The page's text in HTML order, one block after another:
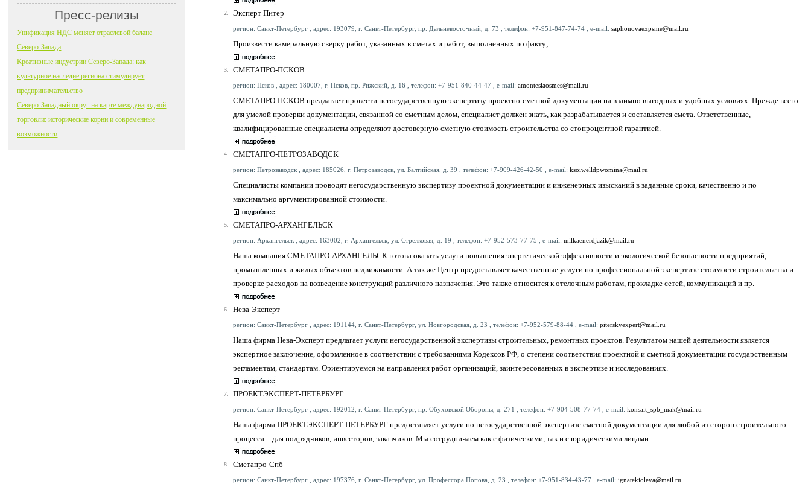
2. Эксперт Питер
регион: Санкт-Петербург , адрес: 193079, г. Санкт-Петербург, пр. Дальневосточный, д. 73 , телефон: +7-951-847-74-74 , e-mail: saphonovaexpsme@mail.ru
Произвести камеральную сверку работ, указанных в сметах и работ, выполненных по факту;
3. СМЕТАПРО-ПСКОВ
регион: Псков , адрес: 180007, г. Псков, пр. Рижский, д. 16 , телефон: +7-951-840-44-47 , e-mail: amonteslaosmes@mail.ru
СМЕТАПРО-ПСКОВ предлагает провести негосударственную экспертизу проектно-сметной документации на взаимно выгодных и удобных условиях. Прежде всего
для умелой проверки документации, связанной со сметным делом, специалист должен знать, как разрабатывается и составляется смета. Ответственные,
квалифицированные специалисты определяют достоверную сметную стоимость строительства со стопроцентной гарантией.
4. СМЕТАПРО-ПЕТРОЗАВОДСК
регион: Петрозаводск , адрес: 185026, г. Петрозаводск, ул. Балтийская, д. 39 , телефон: +7-909-426-42-50 , e-mail: ksoiwelldpwomina@mail.ru
Специалисты компании проводят негосударственную экспертизу проектной документации и инженерных изысканий в заданные сроки, качественно и по
максимально аргументированной стоимости.
5. СМЕТАПРО-АРХАНГЕЛЬСК
регион: Архангельск , адрес: 163002, г. Архангельск, ул. Стрелковая, д. 19 , телефон: +7-952-573-77-75 , e-mail: milkaenerdjazik@mail.ru
Наша компания СМЕТАПРО-АРХАНГЕЛЬСК готова оказать услуги повышения энергетической эффективности и экологической безопасности предприятий,
промышленных и жилых объектов недвижимости. А так же Центр предоставляет качественные услуги по профессиональной экспертизе стоимости строительства и
проверке расходов на возведение конструкций различного назначения. Это также относится к отелочным работам, прокладке сетей, коммуникаций и пр.
6. Нева-Эксперт
регион: Санкт-Петербург , адрес: 191144, г. Санкт-Петербург, ул. Новгородская, д. 23 , телефон: +7-952-579-88-44 , e-mail: piterskyexpert@mail.ru
Наша фирма Нева-Эксперт предлагает услуги негосударственной экспертизы строительных, ремонтных проектов. Результатом нашей деятельности является
экспертное заключение, оформленное в соответствии с требованиями Кодексов РФ, о степени соответствия проектной и сметной документации государственным
регламентам, стандартам. Ориентируемся на направления работ организаций, заинтересованных в экспертизе и исследованиях.
7. ПРОЕКТЭКСПЕРТ-ПЕТЕРБУРГ
регион: Санкт-Петербург , адрес: 192012, г. Санкт-Петербург, пр. Обуховской Обороны, д. 271 , телефон: +7-904-508-77-74 , e-mail: konsalt_spb_mak@mail.ru
Наша фирма ПРОЕКТЭКСПЕРТ-ПЕТЕРБУРГ предоставляет услуги по негосударственной экспертизе сметной документации для любой из сторон строительного
процесса – для подрядчиков, инвесторов, заказчиков. Мы сотрудничаем как с физическими, так и с юридическими лицами.
8. Сметапро-Спб
регион: Санкт-Петербург , адрес: 197376, г. Санкт-Петербург, ул. Профессора Попова, д. 23 , телефон: +7-951-834-43-77 , e-mail: ignatekioleva@mail.ru
Пресс-релизы
Унификация НДС меняет отраслевой баланс
Северо-Запада
Креативные индустрии Северо-Запада: как
культурное наследие региона стимулирует
предпринимательство
Северо-Западный округ на карте международной
торговли: исторические корни и современные
возможности